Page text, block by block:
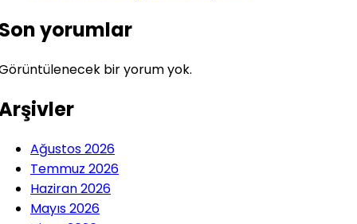
yorumlar
bir yorum yok.
Ağustos 2026
Temmuz 2026
Haziran 2026
Mayıs 2026